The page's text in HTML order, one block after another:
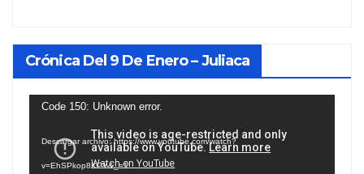
Crónica Del 9 De Enero – Juliaca
Reproductor
vídeo
Code 150: Unknown error.
Descargar archivo: https://www.youtube.com/watch?
v=EhSPkop8KPY&_=1